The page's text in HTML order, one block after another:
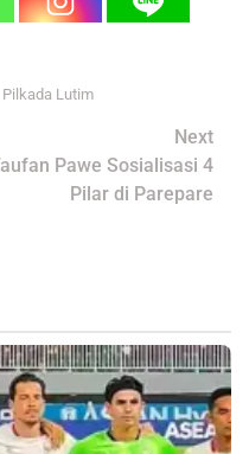
Pilkada Lutim
Next
Pawe Sosialisasi 4
Pilar di Parepare